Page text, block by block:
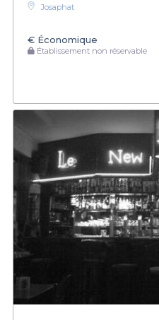
Josaphat
€ Économique
Établissement non réservable